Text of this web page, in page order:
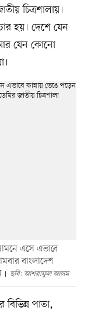
চিত্রশালায়।
হয়। দেশে যেন
আর যেন কোনো
এসে এভাবে
বাংলাদেশ
ছবি: আশরাফুল আলম
পাতা,